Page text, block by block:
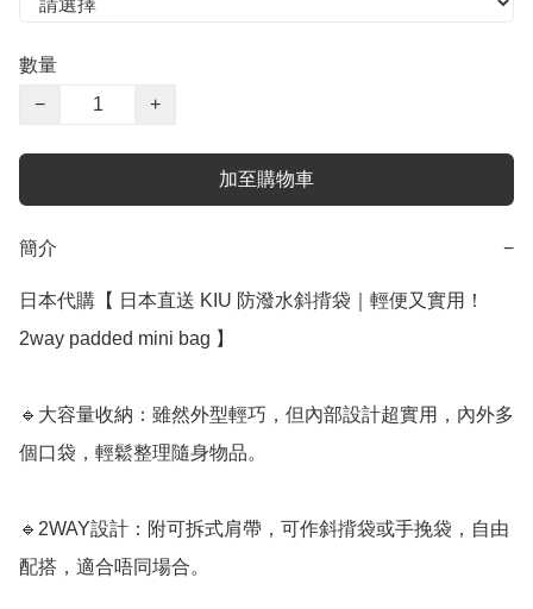
數量
−
+
加至購物車
簡介 −
日本代購【 日本直送 KIU 防潑水斜揹袋｜輕便又實用！
2way padded mini bag 】﻿
🔹大容量收納：雖然外型輕巧，但內部設計超實用，內外多
個口袋，輕鬆整理隨身物品。
🔹2WAY設計：附可拆式肩帶，可作斜揹袋或手挽袋，自由
配搭，適合唔同場合。